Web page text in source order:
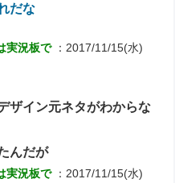
だな
実況板で ：2017/11/15(水)
ザイン元ネタがわからな
んだが
実況板で ：2017/11/15(水)